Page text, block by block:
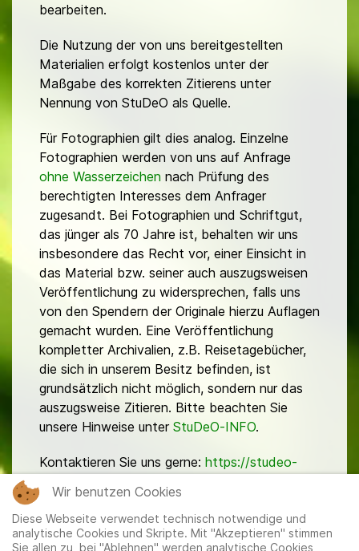
bearbeiten.
Die Nutzung der von uns bereitgestellten
Materialien erfolgt kostenlos unter der
Maßgabe des korrekten Zitierens unter
Nennung von StuDeO als Quelle.
Für Fotographien gilt dies analog. Einzelne
Fotographien werden von uns auf Anfrage
ohne Wasserzeichen nach Prüfung des
berechtigten Interesses dem Anfrager
zugesandt. Bei Fotographien und Schriftgut,
das jünger als 70 Jahre ist, behalten wir uns
insbesondere das Recht vor, einer Einsicht in
das Material bzw. seiner auch auszugsweisen
Veröffentlichung zu widersprechen, falls uns
von den Spendern der Originale hierzu Auflagen
gemacht wurden. Eine Veröffentlichung
kompletter Archivalien, z.B. Reisetagebücher,
die sich in unserem Besitz befinden, ist
grundsätzlich nicht möglich, sondern nur das
auszugsweise Zitieren. Bitte beachten Sie
unsere Hinweise unter StuDeO-INFO.
Kontaktieren Sie uns gerne: https://studeo-
Wir benutzen Cookies
Diese Webseite verwendet technisch notwendige und
analytische Cookies und Skripte. Mit "Akzeptieren" stimmen
Sie allen zu, bei "Ablehnen" werden analytische Cookies